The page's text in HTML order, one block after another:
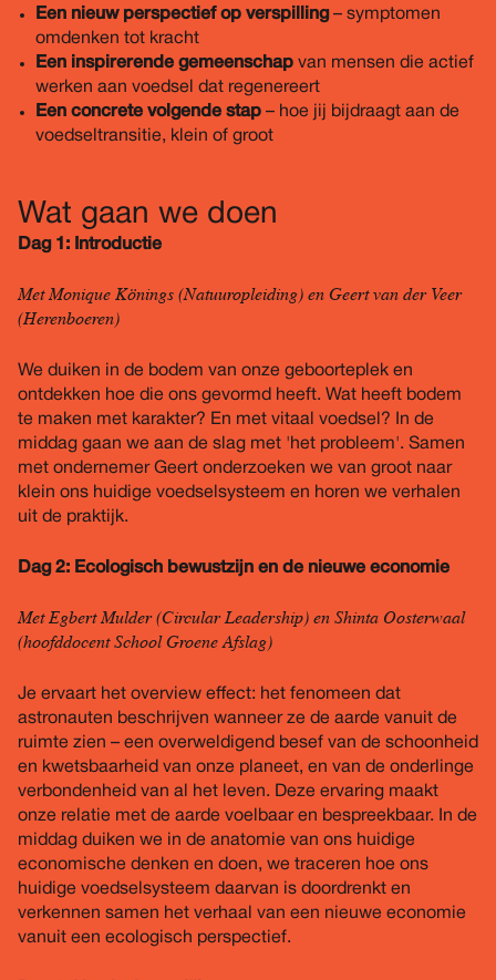
Een nieuw perspectief op verspilling – symptomen
omdenken tot kracht
Een inspirerende gemeenschap van mensen die actief
werken aan voedsel dat regenereert
Een concrete volgende stap – hoe jij bijdraagt aan de
voedseltransitie, klein of groot
Wat gaan we doen
Dag 1: Introductie
Met Monique Könings (Natuuropleiding) en Geert van der Veer
(Herenboeren)
We duiken in de bodem van onze geboorteplek en
ontdekken hoe die ons gevormd heeft. Wat heeft bodem
te maken met karakter? En met vitaal voedsel? In de
middag gaan we aan de slag met 'het probleem'. Samen
met ondernemer Geert onderzoeken we van groot naar
klein ons huidige voedselsysteem en horen we verhalen
uit de praktijk.
Dag 2: Ecologisch bewustzijn en de nieuwe economie
Met Egbert Mulder (Circular Leadership) en Shinta Oosterwaal
(hoofddocent School Groene Afslag)
Je ervaart het overview effect: het fenomeen dat
astronauten beschrijven wanneer ze de aarde vanuit de
ruimte zien – een overweldigend besef van de schoonheid
en kwetsbaarheid van onze planeet, en van de onderlinge
verbondenheid van al het leven. Deze ervaring maakt
onze relatie met de aarde voelbaar en bespreekbaar. In de
middag duiken we in de anatomie van ons huidige
economische denken en doen, we traceren hoe ons
huidige voedselsysteem daarvan is doordrenkt en
verkennen samen het verhaal van een nieuwe economie
vanuit een ecologisch perspectief.